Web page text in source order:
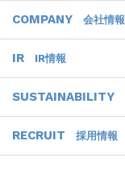
COMPANY 会社情報
IR IR情報
SUSTAINABILITY
RECRUIT 採用情報